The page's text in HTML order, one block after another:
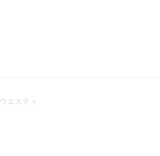
ウエスティ